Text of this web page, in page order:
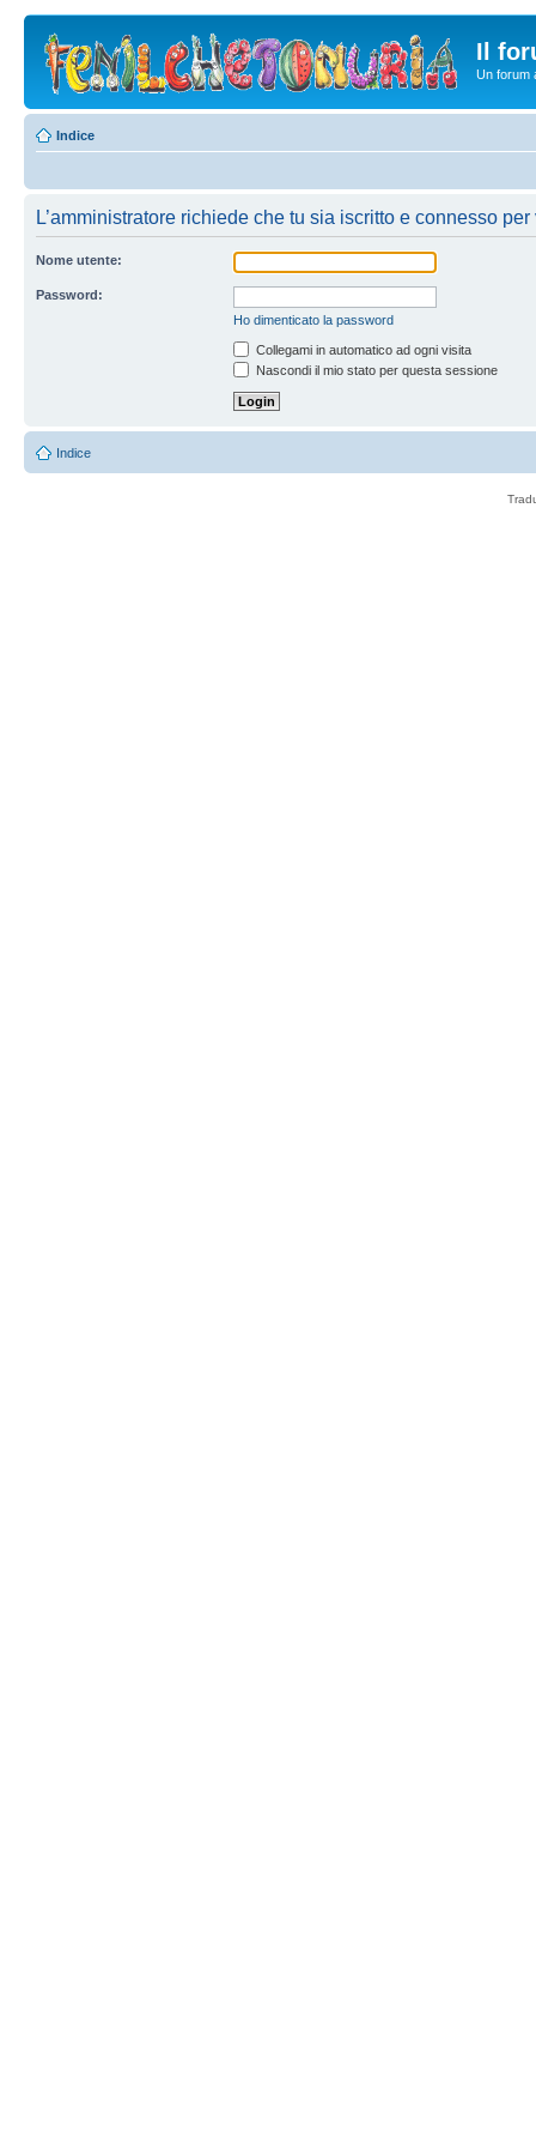
Il
Un forum
Indice
L’amministratore richiede che tu sia iscritto e connesso
Nome utente:
Password:
Ho dimenticato la password
Collegami in automatico ad ogni visita
Nascondi il mio stato per questa sessione
Indice